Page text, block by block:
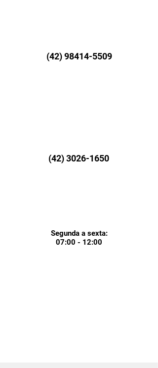
(42) 98414-5509
(42) 3026-1650
Segunda a sexta:
07:00 - 12:00